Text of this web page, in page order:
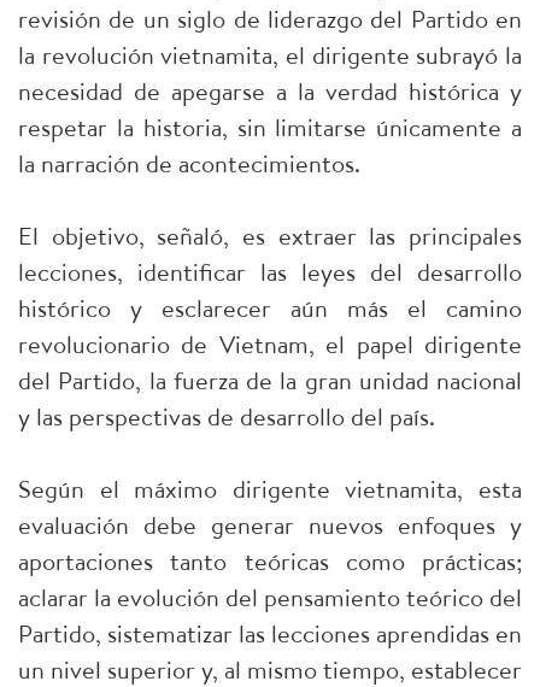
revisión de un siglo de liderazgo del Partido en
la revolución vietnamita, el dirigente subrayó la
necesidad de apegarse a la verdad histórica y
respetar la historia, sin limitarse únicamente a
la narración de acontecimientos.
El objetivo, señaló, es extraer las principales
lecciones, identificar las leyes del desarrollo
histórico y esclarecer aún más el camino
revolucionario de Vietnam, el papel dirigente
del Partido, la fuerza de la gran unidad nacional
y las perspectivas de desarrollo del país.
Según el máximo dirigente vietnamita, esta
evaluación debe generar nuevos enfoques y
aportaciones tanto teóricas como prácticas;
aclarar la evolución del pensamiento teórico del
Partido, sistematizar las lecciones aprendidas en
un nivel superior y, al mismo tiempo, establecer